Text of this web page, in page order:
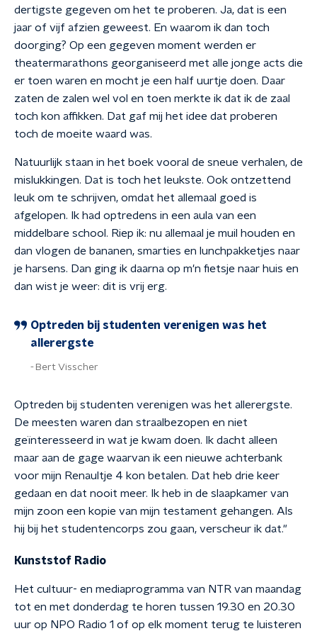
dertigste gegeven om het te proberen. Ja, dat is een
jaar of vijf afzien geweest. En waarom ik dan toch
doorging? Op een gegeven moment werden er
theatermarathons georganiseerd met alle jonge acts die
er toen waren en mocht je een half uurtje doen. Daar
zaten de zalen wel vol en toen merkte ik dat ik de zaal
toch kon affikken. Dat gaf mij het idee dat proberen
toch de moeite waard was.
Natuurlijk staan in het boek vooral de sneue verhalen, de
mislukkingen. Dat is toch het leukste. Ook ontzettend
leuk om te schrijven, omdat het allemaal goed is
afgelopen. Ik had optredens in een aula van een
middelbare school. Riep ik: nu allemaal je muil houden en
dan vlogen de bananen, smarties en lunchpakketjes naar
je harsens. Dan ging ik daarna op m'n fietsje naar huis en
dan wist je weer: dit is vrij erg.
Optreden bij studenten verenigen was het
allerergste
Bert Visscher
Optreden bij studenten verenigen was het allerergste.
De meesten waren dan straalbezopen en niet
geïnteresseerd in wat je kwam doen. Ik dacht alleen
maar aan de gage waarvan ik een nieuwe achterbank
voor mijn Renaultje 4 kon betalen. Dat heb drie keer
gedaan en dat nooit meer. Ik heb in de slaapkamer van
mijn zoon een kopie van mijn testament gehangen. Als
hij bij het studentencorps zou gaan, verscheur ik dat."
Kunststof Radio
Het cultuur- en mediaprogramma van NTR van maandag
tot en met donderdag te horen tussen 19.30 en 20.30
uur op NPO Radio 1 of op elk moment terug te luisteren